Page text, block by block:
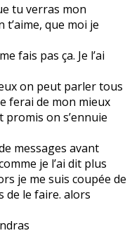
tu verras mon
t’aime, que moi je
fais pas ça. Je l’ai
on peut parler tous
ferai de mon mieux
on s’ennuie
messages avant
je l’ai dit plus
je me suis coupée de
de le faire. alors